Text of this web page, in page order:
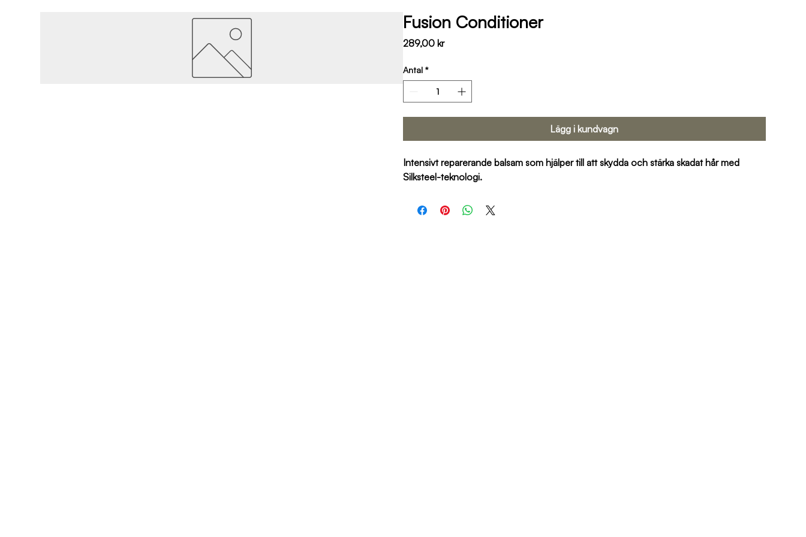
Fusion Conditioner
289,00 krPris
Antal *
Lägg i kundvagn
Intensivt reparerande balsam som hjälper till att skydda och stärka skadat hår med
Silksteel-teknologi.